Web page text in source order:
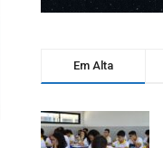
Em Alta